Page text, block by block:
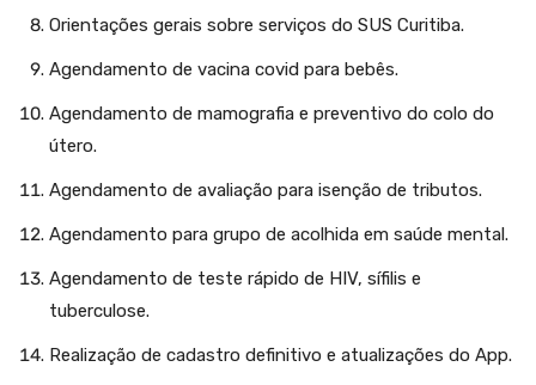
Orientações gerais sobre serviços do SUS Curitiba.
Agendamento de vacina covid para bebês.
Agendamento de mamografia e preventivo do colo do
útero.
Agendamento de avaliação para isenção de tributos.
Agendamento para grupo de acolhida em saúde mental.
Agendamento de teste rápido de HIV, sífilis e
tuberculose.
Realização de cadastro definitivo e atualizações do App.